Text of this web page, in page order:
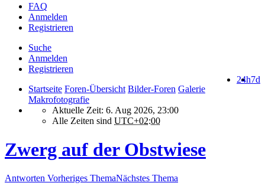
FAQ
Anmelden
Registrieren
Suche
Anmelden
Registrieren
7d
24h
Startseite Foren-Übersicht Bilder-Foren Galerie
Makrofotografie
Aktuelle Zeit: 6. Aug 2026, 23:00
Alle Zeiten sind UTC+02:00
Zwerg auf der Obstwiese
Antworten Vorheriges ThemaNächstes Thema